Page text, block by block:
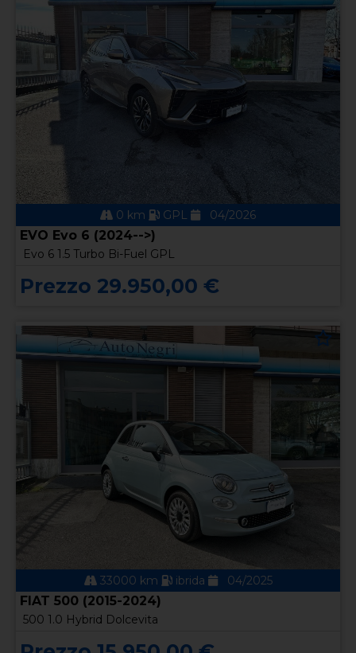
0 km GPL 04/2026
EVO Evo 6 (2024-->)
Evo 6 1.5 Turbo Bi-Fuel GPL
Prezzo 29.950,00 €
33000 km ibrida 04/2025
FIAT 500 (2015-2024)
500 1.0 Hybrid Dolcevita